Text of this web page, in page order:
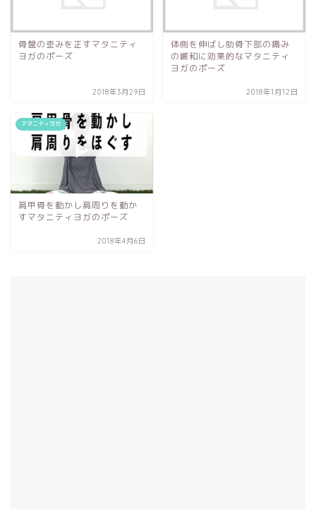
骨盤の歪みを正すマタニティ
ヨガのポーズ
2018年3月29日
体側を伸ばし肋骨下部の痛み
の緩和に効果的なマタニティ
ヨガのポーズ
2018年1月12日
マタニティヨガ
肩甲骨を動かし肩周りを動か
すマタニティヨガのポーズ
2018年4月6日